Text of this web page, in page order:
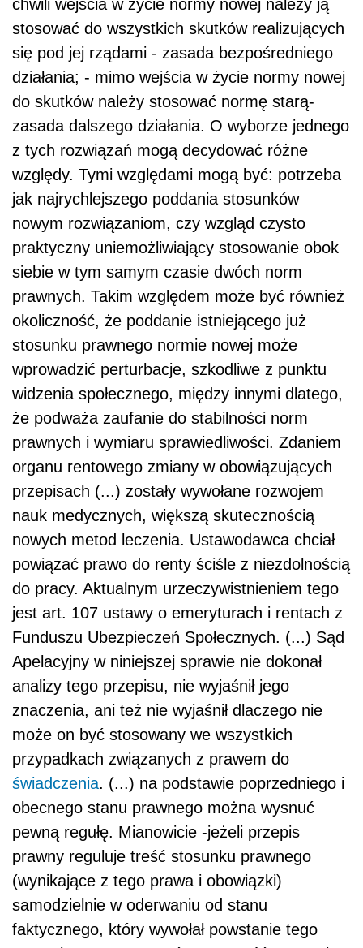
chwili wejścia w życie normy nowej należy ją
stosować do wszystkich skutków realizujących
się pod jej rządami - zasada bezpośredniego
działania; - mimo wejścia w życie normy nowej
do skutków należy stosować normę starą-
zasada dalszego działania. O wyborze jednego
z tych rozwiązań mogą decydować różne
względy. Tymi względami mogą być: potrzeba
jak najrychlejszego poddania stosunków
nowym rozwiązaniom, czy wzgląd czysto
praktyczny uniemożliwiający stosowanie obok
siebie w tym samym czasie dwóch norm
prawnych. Takim względem może być również
okoliczność, że poddanie istniejącego już
stosunku prawnego normie nowej może
wprowadzić perturbacje, szkodliwe z punktu
widzenia społecznego, między innymi dlatego,
że podważa zaufanie do stabilności norm
prawnych i wymiaru sprawiedliwości. Zdaniem
organu rentowego zmiany w obowiązujących
przepisach (...) zostały wywołane rozwojem
nauk medycznych, większą skutecznością
nowych metod leczenia. Ustawodawca chciał
powiązać prawo do renty ściśle z niezdolnością
do pracy. Aktualnym urzeczywistnieniem tego
jest art. 107 ustawy o emeryturach i rentach z
Funduszu Ubezpieczeń Społecznych. (...) Sąd
Apelacyjny w niniejszej sprawie nie dokonał
analizy tego przepisu, nie wyjaśnił jego
znaczenia, ani też nie wyjaśnił dlaczego nie
może on być stosowany we wszystkich
przypadkach związanych z prawem do
świadczenia. (...) na podstawie poprzedniego i
obecnego stanu prawnego można wysnuć
pewną regułę. Mianowicie -jeżeli przepis
prawny reguluje treść stosunku prawnego
(wynikające z tego prawa i obowiązki)
samodzielnie w oderwaniu od stanu
faktycznego, który wywołał powstanie tego